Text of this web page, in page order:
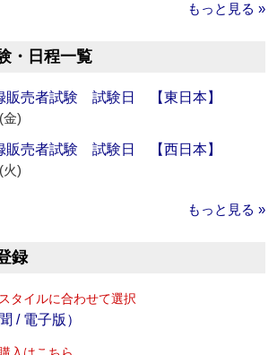
もっと見る »
・日程一覧
売者試験 試験日 【東日本】
金)
売者試験 試験日 【西日本】
火)
もっと見る »
録
タイルに合わせて選択
/ 電子版）